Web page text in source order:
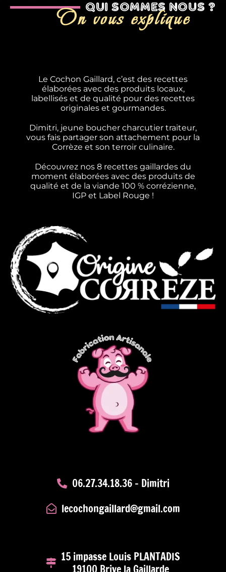
06.27.34.18.36 - Dimitri
lecochongaillard@gmail.com
15 impasse Louis PLANTADIS
QUI SOMMES NOUS ?
On vous explique
Le Cochon Gaillard, c’est des recettes
élaborées avec des produits locaux,
labellisés et de qualité pour des recettes
originales et gourmandes.
Dimitri, jeune boucher charcutier traiteur,
vous fais partager son attachement pour la
Corrèze et son terroir culinaire.
Découvrez nos 8 recettes gaillardes du
moment élaborées avec des produits de
qualité et de la viande 100 % corrézienne,
IGP et Label Rouge !